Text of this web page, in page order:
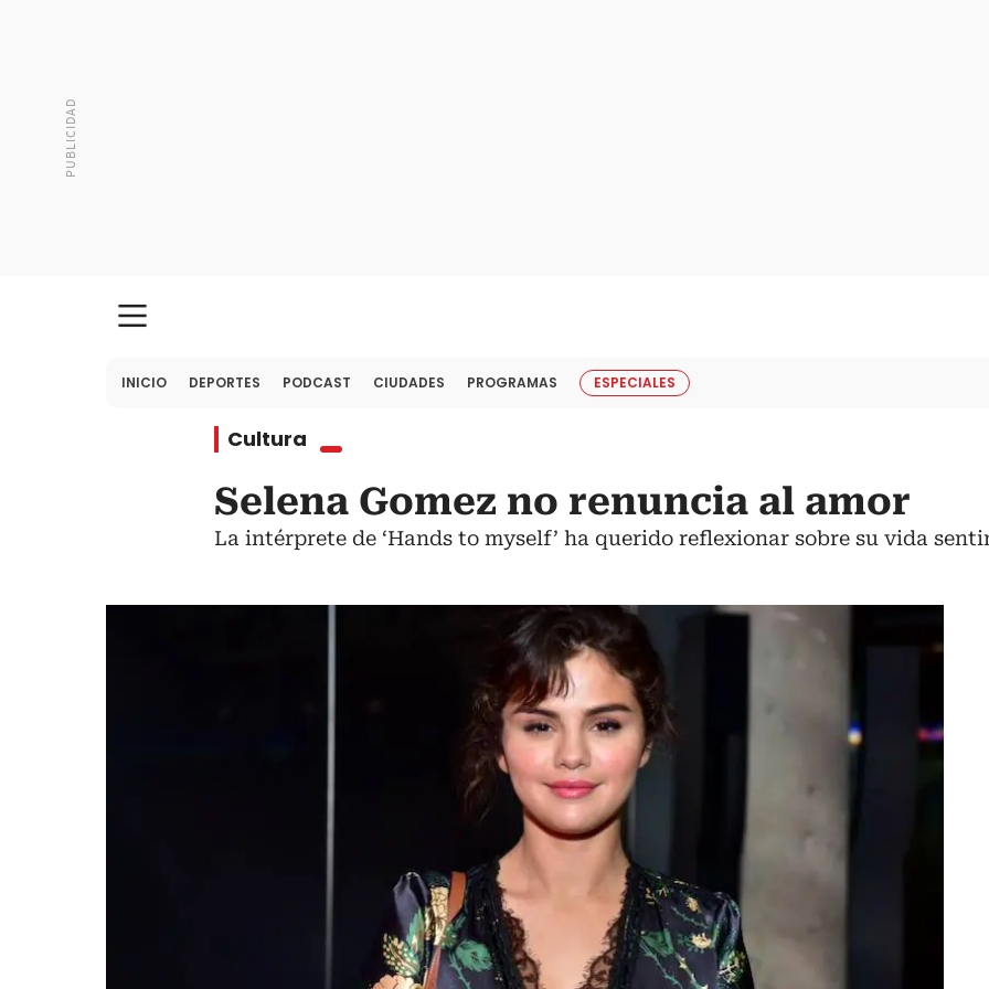
INICIO DEPORTES PODCAST CIUDADES PROGRAMAS ESPECIALES
Cultura
Selena Gomez no renuncia al amor
La intérprete de ‘Hands to myself’ ha querido reflexionar sobre su vida